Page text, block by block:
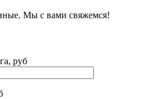
Мы с вами свяжемся!
руб